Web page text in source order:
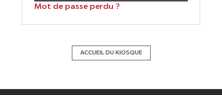
Mot de passe perdu ?
ACCUEIL DU KIOSQUE